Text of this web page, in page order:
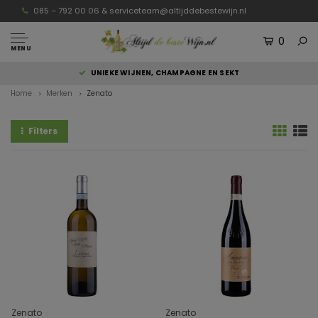
085 – 792 00 06 & serviceteam@altijddebestewijn.nl
MENU
0
UNIEKE WIJNEN, CHAMPAGNE EN SEKT
Home Merken Zenato
Filters
Zenato Zenato